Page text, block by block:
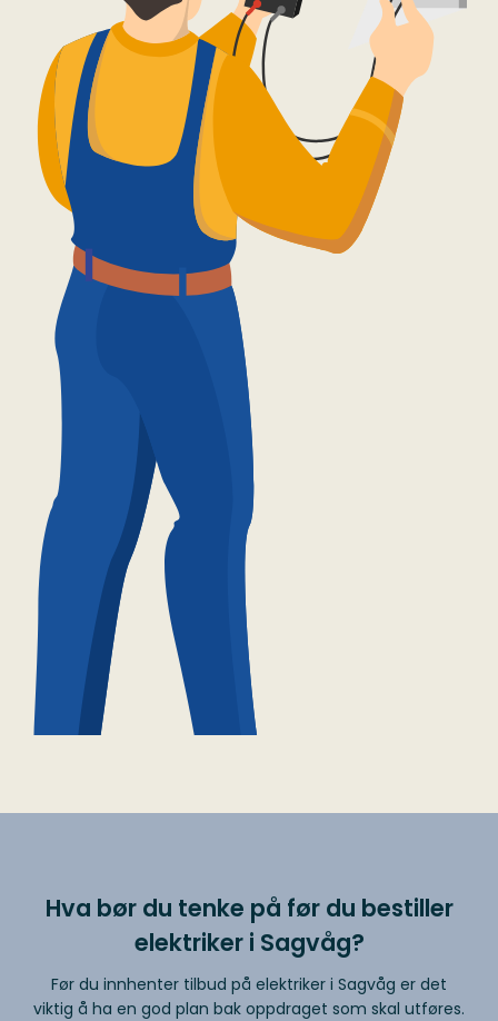
Hva bør du tenke på før du bestiller
elektriker i Sagvåg?
Før du innhenter tilbud på elektriker i Sagvåg er det
viktig å ha en god plan bak oppdraget som skal utføres.